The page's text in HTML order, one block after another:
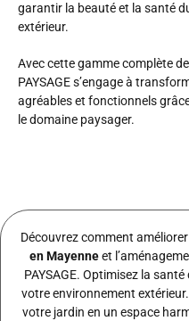
garantir la beauté et la santé
extérieur.
Avec cette gamme complète
PAYSAGE s’engage à
agréables et fonctionnels
le domaine paysager.
Découvrez comment
en Mayenneet
PAYSAGE. Optimisez la
votre environnement
votre jardin en un espace